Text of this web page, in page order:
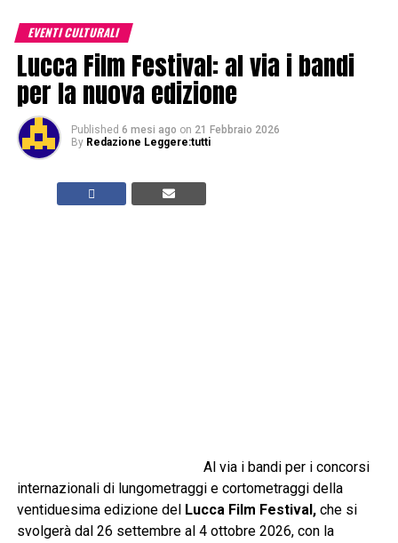
EVENTI CULTURALI
Lucca Film Festival: al via i bandi
per la nuova edizione
Published 6 mesi ago on 21 Febbraio 2026
By Redazione Leggere:tutti
Al via i bandi per i concorsi
internazionali di lungometraggi e cortometraggi della
ventiduesima edizione del Lucca Film Festival ,che si
svolgerà dal 26 settembre al 4 ottobre 2026, con la